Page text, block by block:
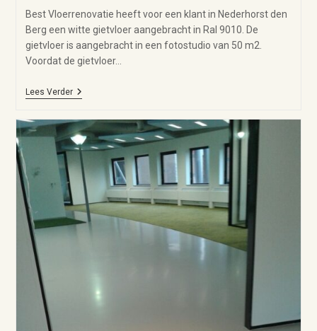
Best Vloerrenovatie heeft voor een klant in Nederhorst den
Berg een witte gietvloer aangebracht in Ral 9010. De
gietvloer is aangebracht in een fotostudio van 50 m2.
Voordat de gietvloer…
Lees Verder